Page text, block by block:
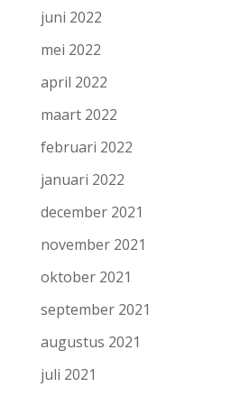
juni 2022
mei 2022
april 2022
maart 2022
februari 2022
januari 2022
december 2021
november 2021
oktober 2021
september 2021
augustus 2021
juli 2021